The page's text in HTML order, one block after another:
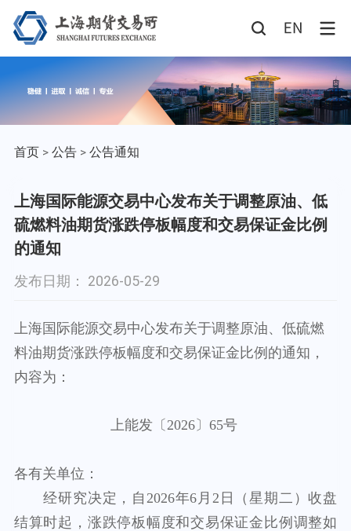
首页> 公告> 公告通知
上海国际能源交易中心发布关于调整原油、低
硫燃料油期货涨跌停板幅度和交易保证金比例
的通知
发布日期： 2026-05-29
上海国际能源交易中心发布关于调整原油、低硫燃
料油期货涨跌停板幅度和交易保证金比例的通知，
内容为：
上能发〔2026〕65号
各有关单位：
经研究决定，自 2026年6月2日（星期二）收盘
结算时起，涨跌停板幅度和交易保证金比例调整如